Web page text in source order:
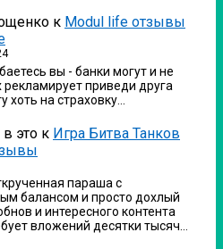
к Modul life отзывы
вы - банки могут и не
рекламирует приведи друга
хоть на страховку…
в это к Игра Битва Танков
параша с
балансом и просто дохлый
и интересного контента
вложений десятки тысяч…